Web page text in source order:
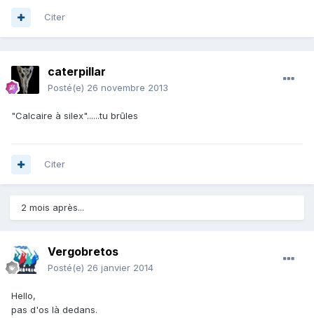
Citer
caterpillar
Posté(e) 26 novembre 2013
"Calcaire à silex"......tu brûles
Citer
2 mois après...
Vergobretos
Posté(e) 26 janvier 2014
Hello,
pas d'os là dedans.